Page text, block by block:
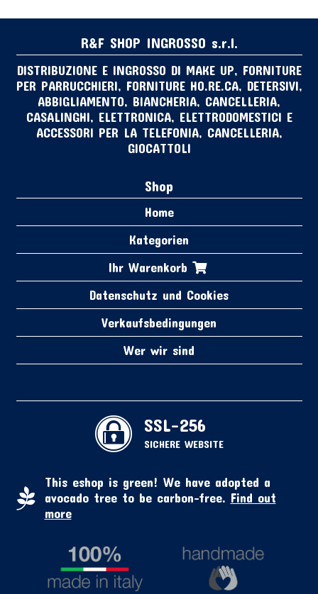
R&F SHOP INGROSSO s.r.l.
DISTRIBUZIONE E INGROSSO DI MAKE UP, FORNITURE
PER PARRUCCHIERI, FORNITURE HO.RE.CA, DETERSIVI,
ABBIGLIAMENTO, BIANCHERIA, CANCELLERIA,
CASALINGHI, ELETTRONICA, ELETTRODOMESTICI E
ACCESSORI PER LA TELEFONIA, CANCELLERIA,
GIOCATTOLI
Shop
Home
Kategorien
Ihr Warenkorb
Datenschutz und Cookies
Verkaufsbedingungen
Wer wir sind
SSL-256
SICHERE WEBSITE
This eshop is green! We have adopted a
avocado tree to be carbon-free. Find out
more